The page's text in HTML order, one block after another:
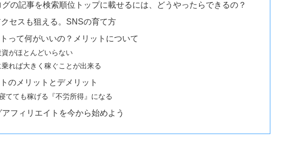
の記事を検索順位トップに載せるには、どうやったらできるの？
セスも狙える。SNSの育て方
って何がいいの？メリットについて
資がほとんどいらない
乗れば大きく稼ぐことが出来る
のメリットとデメリット
てても稼げる『不労所得』になる
アフィリエイトを今から始めよう